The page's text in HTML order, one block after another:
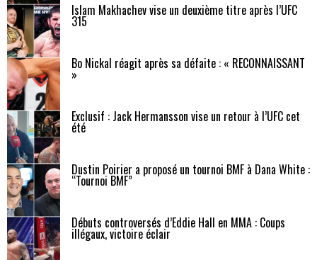
Islam Makhachev vise un deuxième titre après l’UFC
315
Bo Nickal réagit après sa défaite : « RECONNAISSANT
»
Exclusif : Jack Hermansson vise un retour à l’UFC cet
été
Dustin Poirier a proposé un tournoi BMF à Dana White :
“Tournoi BMF”
Débuts controversés d’Eddie Hall en MMA : Coups
illégaux, victoire éclair